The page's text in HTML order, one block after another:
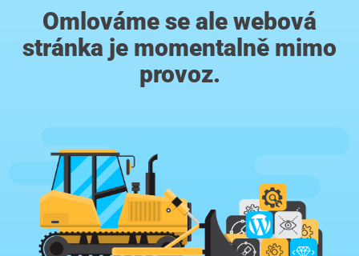
Omlováme se ale webová
stránka je momentalně mimo
provoz.